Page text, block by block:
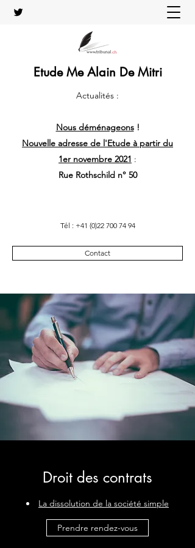
Etude Me Alain De Mitri
Actualités :
Nous déménageons!
Nouvelle adresse de l'Etude à partir du
1er novembre 2021 :
Rue Rothschild n° 50
Tél : +41 (0)22 700 74 94
Contact
Droit des contrats
La dissolution de la société simple
Prendre rendez-vous